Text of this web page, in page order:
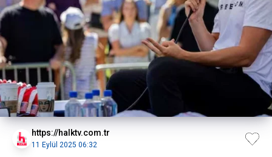
https://halktv.com.tr
11 Eylül 2025 06:32